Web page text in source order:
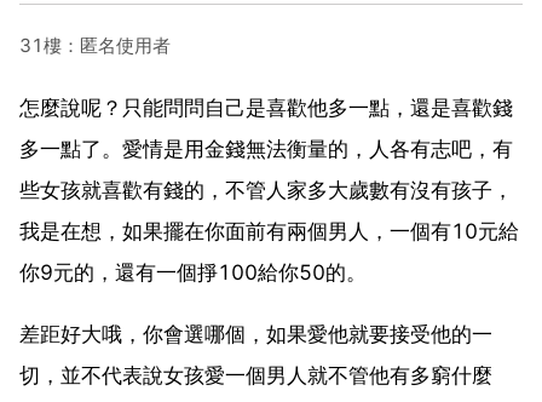
31樓：匿名使用者
怎麼說呢？只能問問自己是喜歡他多一點，還是喜歡錢
多一點了。愛情是用金錢無法衡量的，人各有志吧，有
些女孩就喜歡有錢的，不管人家多大歲數有沒有孩子，
我是在想，如果擺在你面前有兩個男人，一個有10元給
你9元的，還有一個掙100給你50的。
差距好大哦，你會選哪個，如果愛他就要接受他的一
切，並不代表說女孩愛一個男人就不管他有多窮什麼